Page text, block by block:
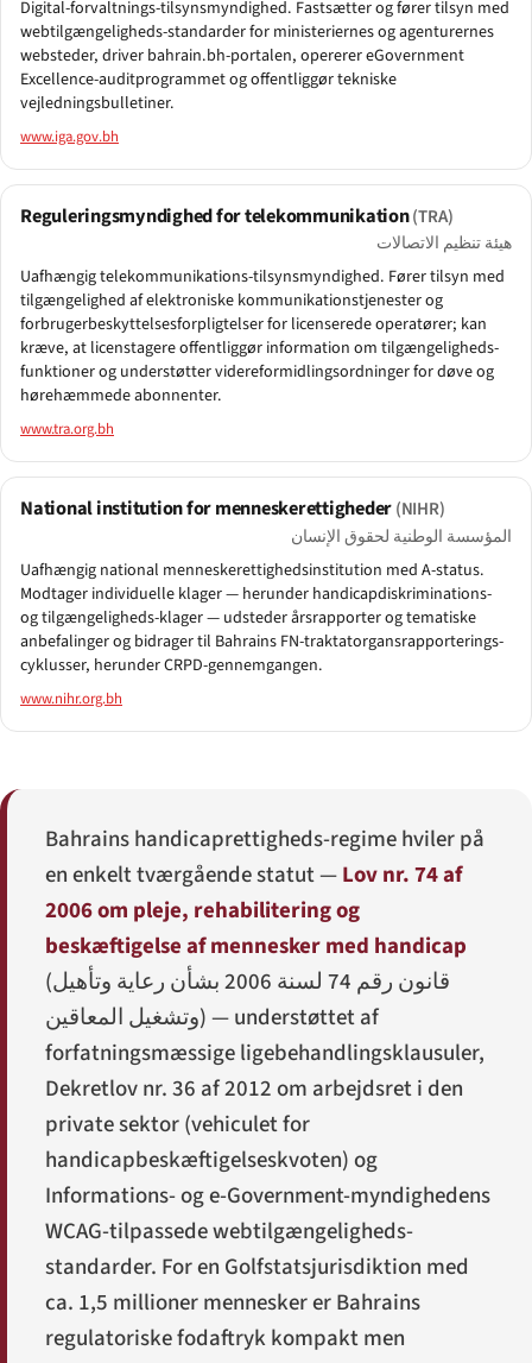
Digital-forvaltnings-tilsynsmyndighed. Fastsætter og fører tilsyn med
webtilgængeligheds-standarder for ministeriernes og agenturernes
websteder, driver bahrain.bh-portalen, opererer eGovernment
Excellence-auditprogrammet og offentliggør tekniske
vejledningsbulletiner.
www.iga.gov.bh
Reguleringsmyndighed for telekommunikation(TRA)
هيئة تنظيم الاتصالات
Uafhængig telekommunikations-tilsynsmyndighed. Fører tilsyn med
tilgængelighed af elektroniske kommunikationstjenester og
forbrugerbeskyttelsesforpligtelser for licenserede operatører; kan
kræve, at licenstagere offentliggør information om tilgængeligheds-
funktioner og understøtter videreformidlingsordninger for døve og
hørehæmmede abonnenter.
www.tra.org.bh
National institution for menneskerettigheder(NIHR)
المؤسسة الوطنية لحقوق الإنسان
Uafhængig national menneskerettighedsinstitution med A-status.
Modtager individuelle klager — herunder handicapdiskriminations-
og tilgængeligheds-klager — udsteder årsrapporter og tematiske
anbefalinger og bidrager til Bahrains FN-traktatorgansrapporterings-
cyklusser, herunder CRPD-gennemgangen.
www.nihr.org.bh
Bahrains handicaprettigheds-regime hviler på
en enkelt tværgående statut —Lov nr. 74 af
2006 om pleje, rehabilitering og
beskæftigelse af mennesker med handicap
(قانون رقم 74 لسنة 2006 بشأن رعاية وتأهيل
وتشغيل المعاقين) — understøttet af
forfatningsmæssige ligebehandlingsklausuler,
Dekretlov nr. 36 af 2012 om arbejdsret i den
private sektor (vehiculet for
handicapbeskæftigelseskvoten) og
Informations- og e-Government-myndighedens
WCAG-tilpassede webtilgængeligheds-
standarder. For en Golfstatsjurisdiktion med
ca. 1,5 millioner mennesker er Bahrains
regulatoriske fodaftryk kompakt men